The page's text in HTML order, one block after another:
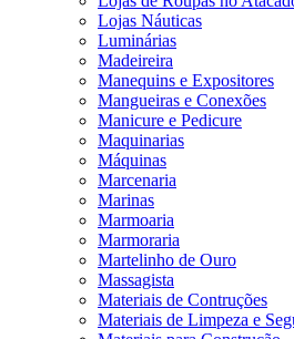
Lojas Náuticas
Luminárias
Madeireira
Manequins e Expositores
Mangueiras e Conexões
Manicure e Pedicure
Maquinarias
Máquinas
Marcenaria
Marinas
Marmoaria
Marmoraria
Martelinho de Ouro
Massagista
Materiais de Contruções
Materiais de Limpeza e